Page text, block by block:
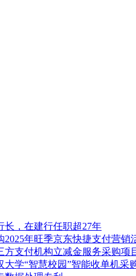
长，在建行任职超27年
2025年旺季京东快捷支付营销
方支付机构立减金服务采购项
大学“智慧校园”智能收单机采